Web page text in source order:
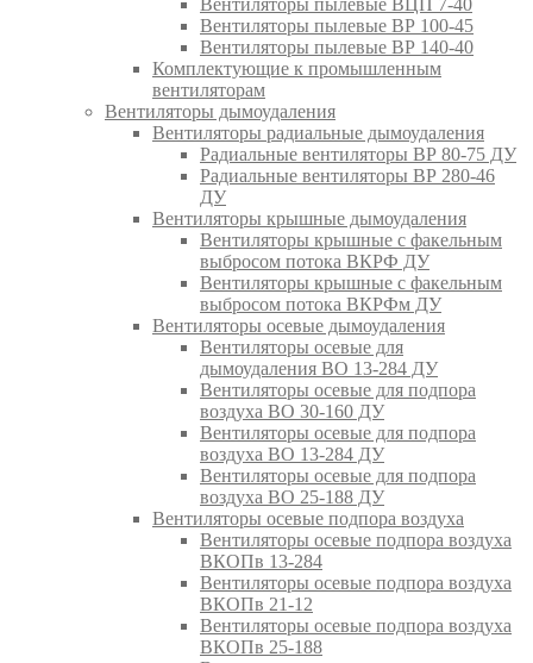
Вентиляторы пылевые ВЦП 7-40
Вентиляторы пылевые ВР 100-45
Вентиляторы пылевые ВР 140-40
Комплектующие к промышленным
вентиляторам
Вентиляторы дымоудаления
Вентиляторы радиальные дымоудаления
Радиальные вентиляторы ВР 80-75 ДУ
Радиальные вентиляторы ВР 280-46
ДУ
Вентиляторы крышные дымоудаления
Вентиляторы крышные с факельным
выбросом потока ВКРФ ДУ
Вентиляторы крышные с факельным
выбросом потока ВКРФм ДУ
Вентиляторы осевые дымоудаления
Вентиляторы осевые для
дымоудаления ВО 13-284 ДУ
Вентиляторы осевые для подпора
воздуха ВО 30-160 ДУ
Вентиляторы осевые для подпора
воздуха ВО 13-284 ДУ
Вентиляторы осевые для подпора
воздуха ВО 25-188 ДУ
Вентиляторы осевые подпора воздуха
Вентиляторы осевые подпора воздуха
ВКОПв 13-284
Вентиляторы осевые подпора воздуха
ВКОПв 21-12
Вентиляторы осевые подпора воздуха
ВКОПв 25-188